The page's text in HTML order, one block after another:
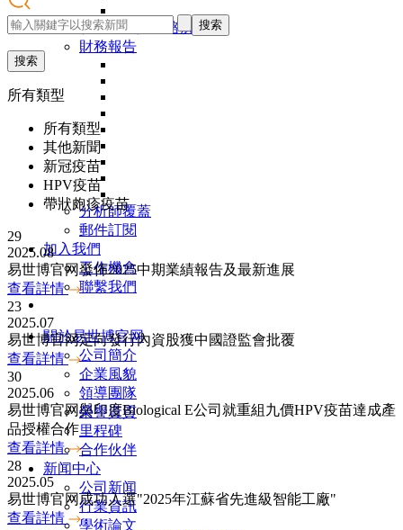
演示文稿與網絡廣播
財務報告
分析師覆蓋
郵件訂閱
加入我們
工作機會
聯繫我們
關於易世博官网
公司簡介
企業風貌
領導團隊
榮譽資質
里程碑
合作伙伴
新闻中心
公司新闻
行業資訊
學術論文
搜索
搜索
所有類型
所有類型
其他新聞
新冠疫苗
HPV疫苗
帶狀皰疹疫苗
29
2025.08
易世博官网發佈2025中期業績報告及最新進展
查看詳情
23
2025.07
易世博官网定向發行內資股獲中國證監會批覆
查看詳情
30
2025.06
易世博官网與印度Biological E公司就重組九價HPV疫苗達成產
品授權合作
查看詳情
28
2025.05
易世博官网成功入選"2025年江蘇省先進級智能工廠"
查看詳情